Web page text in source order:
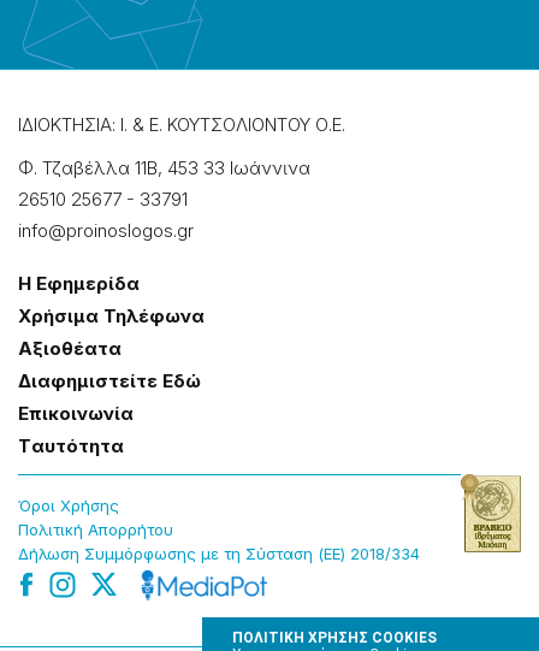
ΠΟΛΙΤΙΚΗ ΧΡΗΣΗΣ COOKIES
ΙΔΙΟΚΤΗΣΙΑ: Ι. & Ε. ΚΟΥΤΣΟΛΙΟΝΤΟΥ Ο.Ε.
Φ. Τζαβέλλα 11Β, 453 33 Ιωάννɩνα
26510 25677 - 33791
info@proinoslogos.gr
Η Εφημερίδα
Χρήσɩμα Τηλέφωνα
Αξɩοθέατα
Δɩαφημɩστείτε Εδώ
Επɩκοɩνωνία
Tαυτότητα
Όροɩ Χρήσης
Πολɩτɩκή Απορρήτου
Δήλωση Συμμόρφωσης με τη Σύσταση (ΕΕ) 2018/334